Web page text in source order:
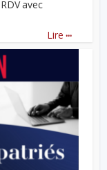
avec
Lire ...